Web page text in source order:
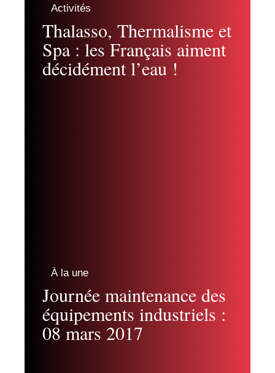
Activités
Thalasso, Thermalisme et
Spa : les Français aiment
décidément l’eau !
À la une
Journée maintenance des
équipements industriels :
08 mars 2017